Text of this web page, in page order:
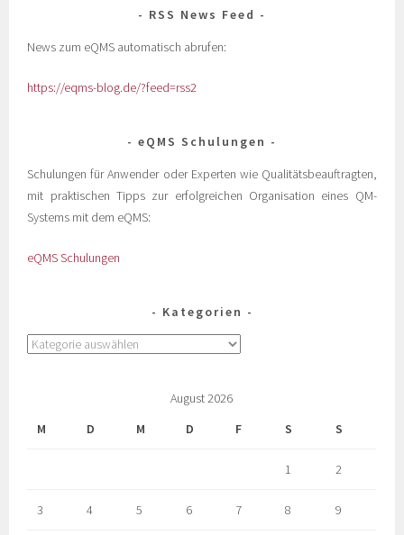
RSS News Feed
News zum eQMS automatisch abrufen:
https://eqms-blog.de/?feed=rss2
eQMS Schulungen
Schulungen für Anwender oder Experten wie Qualitätsbeauftragten,
mit praktischen Tipps zur erfolgreichen Organisation eines QM-
Systems mit dem eQMS:
eQMS Schulungen
Kategorien
August 2026
M
D M D F S S
1 2
3 4 5 6 7 8 9